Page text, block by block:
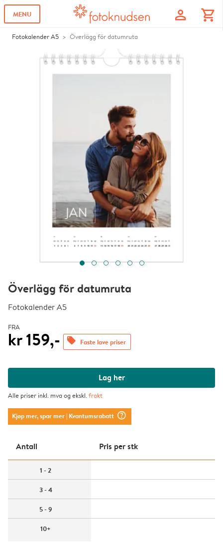
MENU profile shopping_cart
Fotokalender A5 Överlägg för datumruta
Överlägg för datumruta
Fotokalender A5
FRA
kr 159,- offers Faste lave priser
Lag her
Alle priser inkl. mva og ekskl.frakt
Kjøp mer, spar mer| Kvantumsrabatt question_mark_circle
Antall Pris per stk
1 - 2
3 - 4
5 - 9
10+